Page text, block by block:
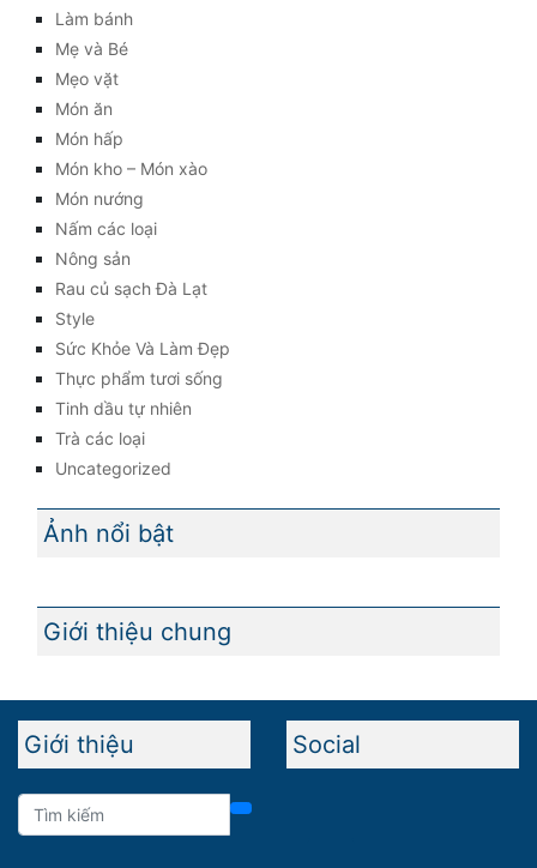
Làm bánh
Mẹ và Bé
Mẹo vặt
Món ăn
Món hấp
Món kho – Món xào
Món nướng
Nấm các loại
Nông sản
Rau củ sạch Đà Lạt
Style
Sức Khỏe Và Làm Đẹp
Thực phẩm tươi sống
Tinh dầu tự nhiên
Trà các loại
Uncategorized
Ảnh nổi bật
Giới thiệu chung
Giới thiệu Social